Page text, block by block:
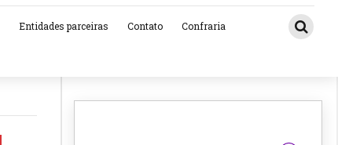
Entidades parceiras Contato Confraria